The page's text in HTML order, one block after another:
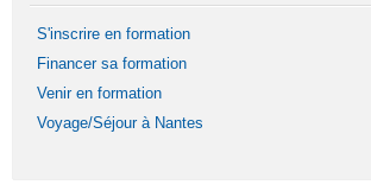
S'inscrire en formation
Financer sa formation
Venir en formation
Voyage/Séjour à Nantes